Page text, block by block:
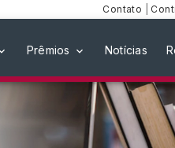
Contato
Prêmios Notícias